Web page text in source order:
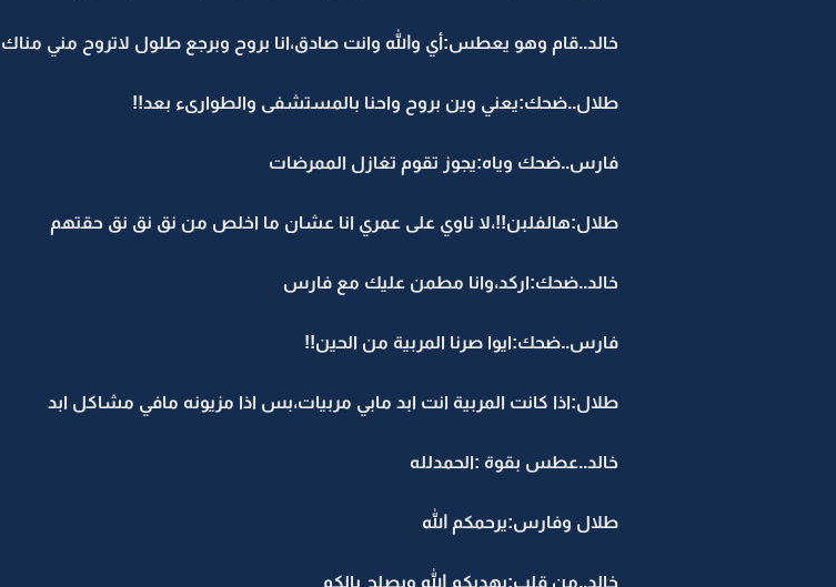
خالد..قام وهو يعطس:أي والله وانت صادق،انا بروح وبرجع طلول لاتروح مني مناك
طلال..ضحك:يعني وين بروح واحنا بالمستشفى والطوارىء بعد!!
فارس..ضحك وياه:يجوز تقوم تغازل الممرضات
طلال:هالفلبن!!،لا ناوي على عمري انا عشان ما اخلص من نق نق نق حقتهم
خالد..ضحك:اركد،وانا مطمن عليك مع فارس
فارس..ضحك:ايوا صرنا المربية من الحين!!
طلال:اذا كانت المربية انت ابد مابي مربيات،بس اذا مزيونه مافي مشاكل ابد
خالد..عطس بقوة :الحمدلله
طلال وفارس:يرحمكم الله
خالد..من قلب:يهديكم الله ويصلح بالكم